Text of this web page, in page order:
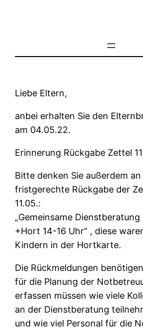
Liebe Eltern,
anbei erhalten Sie den
am 04.05.22.
Erinnerung Rückgabe Zettel
Bitte denken Sie außerdem an
fristgerechte Rückgabe der
11.05.:
„Gemeinsame
+Hort 14-16 Uhr“ , diese
Kindern in der Hortkarte.
Die Rückmeldungen
für die Planung der
erfassen müssen wie viele
an der Dienstberatung
und wie viel Personal für die